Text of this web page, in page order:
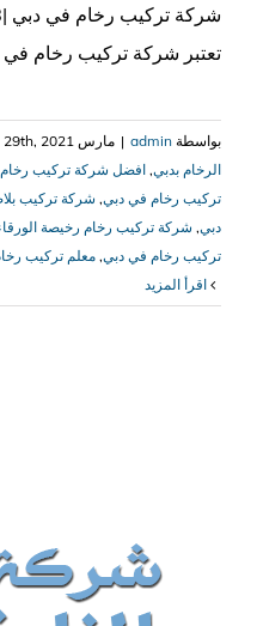
تعتبر شركة تركيب رخام
بواسطة admin
| مارس 29th, 2021
الرخام بدبي, افضل شركة تركيب
تركيب رخام في دبي, شركة تركيب
دبي, شركة تركيب رخام رخيصة
تركيب رخام في دبي, معلم تركيب